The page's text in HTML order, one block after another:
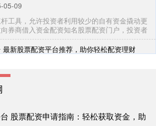
05-09
工具，允许投资者利用较少的自有资金撬动更
券商借入资金配资知名股票配资门户，投资者
新股票配资平台推荐，助你轻松配资理财
资是一种常见的杠杆操作方式，可以放大投资
的配资平台至关重要。以下推荐几个最新且可
01-23
股票配资申请指南：轻松获取资金，助